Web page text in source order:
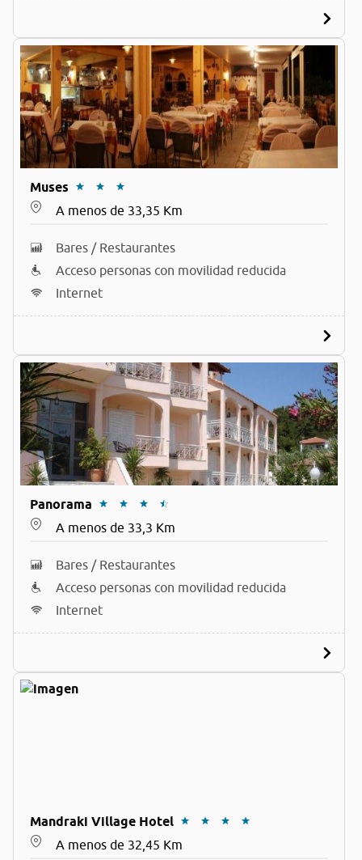
Muses
A menos de 33,35 Km
Bares / Restaurantes
Acceso personas con movilidad reducida
Internet
Panorama
A menos de 33,3 Km
Bares / Restaurantes
Acceso personas con movilidad reducida
Internet
Mandraki Village Hotel
A menos de 32,45 Km